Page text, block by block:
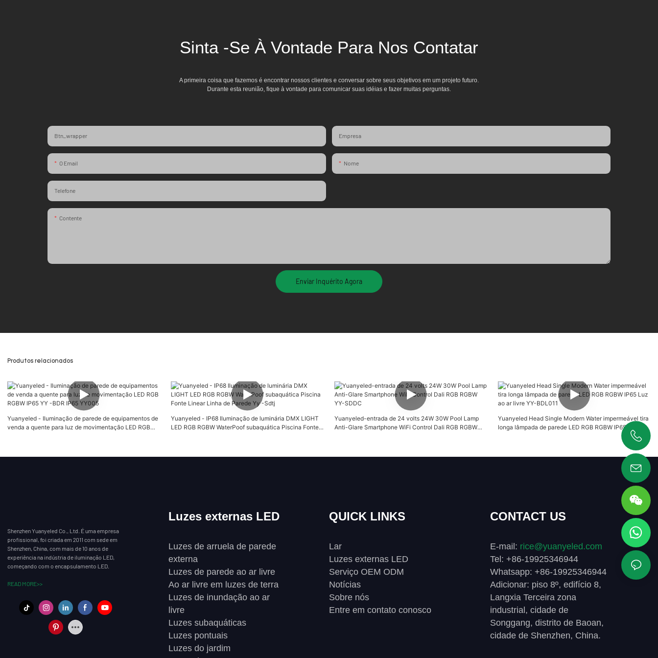
Sinta -se À Vontade Para Nos Contatar
A primeira coisa que fazemos é encontrar nossos clientes e conversar sobre seus objetivos em um projeto futuro.
Durante esta reunião, fique à vontade para comunicar suas idéias e fazer muitas perguntas.
Btn_wrapper Empresa
O Email Nome
Telefone
Contente
Enviar Inquérito Agora
Produtos relacionados
Yuanyeled - Iluminação de parede de equipamentos de
venda a quente para luz de movimentação LED RGB
Yuanyeled - IP68 Iluminação de luminária DMX LIGHT
LED RGB RGBW WaterPoof subaquática Piscina Fonte
Yuanyeled-entrada de 24 volts 24W 30W Pool Lamp
Anti-Glare Smartphone WiFi Control Dali RGB RGBW
Yuanyeled Head Single Modern Water impermeável tira
longa lâmpada de parede LED RGB RGBW IP65 Luz ao
Shenzhen Yuanyeled Co., Ltd. É uma empresa
profissional, foi criada em 2011 com sede em
Shenzhen, China, com mais de 10 anos de
experiência na indústria de iluminação LED,
começando com o encapsulamento LED.
READ MORE>>
Luzes externas LED
Luzes de arruela de parede
externa
Luzes de parede ao ar livre
Ao ar livre em luzes de terra
Luzes de inundação ao ar
livre
Luzes subaquáticas
Luzes pontuais
Luzes do jardim
QUICK LINKS
Lar
Luzes externas LED
Serviço OEM ODM
Notícias
Sobre nós
Entre em contato conosco
CONTACT US
E-mail: rice@yuanyeled.com
Tel: +86-19925346944
Whatsapp: +86-19925346944
Adicionar: piso 8º, edifício 8,
Langxia Terceira zona
industrial, cidade de
Songgang, distrito de Baoan,
cidade de Shenzhen, China.